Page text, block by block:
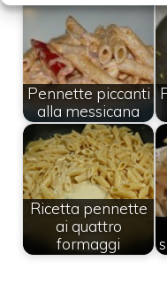
Pennette piccanti
alla messicana
Ricetta pennette
ai quattro
formaggi